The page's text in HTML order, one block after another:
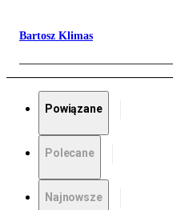
Bartosz Klimas
Powiązane
Polecane
Najnowsze